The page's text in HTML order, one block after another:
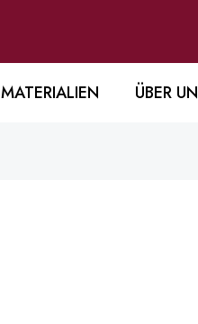
MATERIALIEN ÜBER